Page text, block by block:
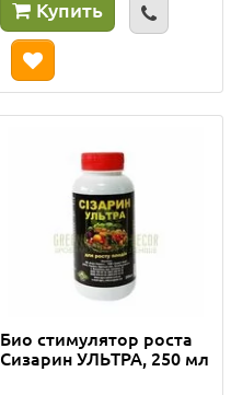
Купить
Био стимулятор роста
Сизарин УЛЬТРА, 250 мл